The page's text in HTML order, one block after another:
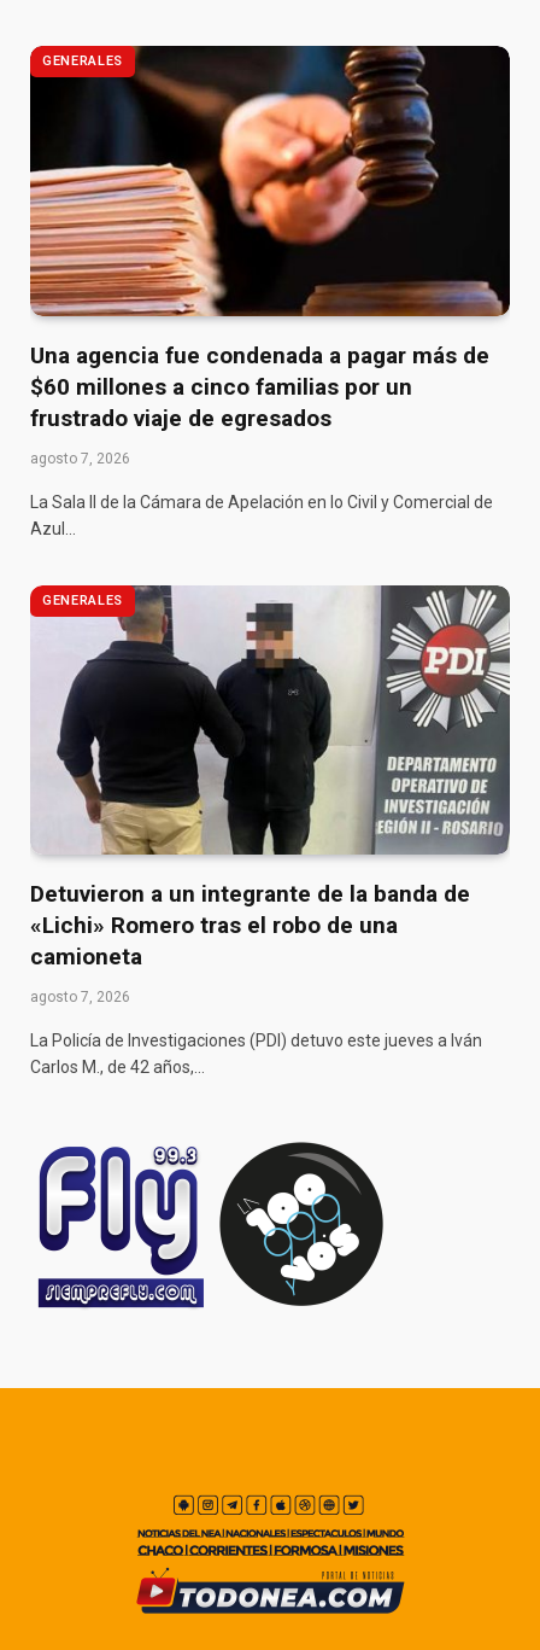
GENERALES
Una agencia fue condenada a pagar más de
$60 millones a cinco familias por un
frustrado viaje de egresados
agosto 7, 2026
La Sala II de la Cámara de Apelación en lo Civil y Comercial de
Azul…
GENERALES
Detuvieron a un integrante de la banda de
«Lichi» Romero tras el robo de una
camioneta
agosto 7, 2026
La Policía de Investigaciones (PDI) detuvo este jueves a Iván
Carlos M., de 42 años,…